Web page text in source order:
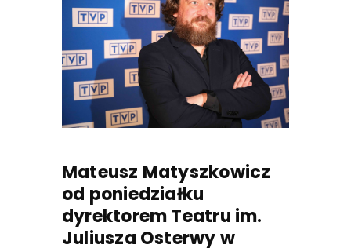
Mateusz Matyszkowicz
od poniedziałku
dyrektorem Teatru im.
Juliusza Osterwy w